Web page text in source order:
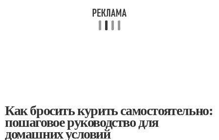
Как бросить курить самостоятельно:
пошаговое руководство для
домашних условий